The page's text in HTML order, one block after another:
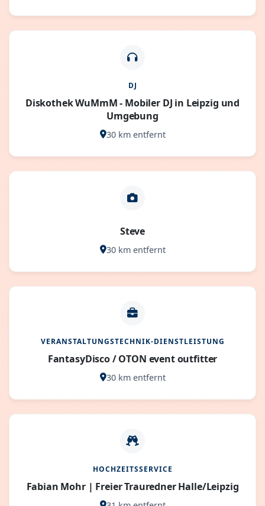
DJ
Diskothek WuMmM - Mobiler DJ in Leipzig und
Umgebung
30 km entfernt
Steve
30 km entfernt
VERANSTALTUNGSTECHNIK-DIENSTLEISTUNG
FantasyDisco / OTON event outfitter
30 km entfernt
HOCHZEITSSERVICE
Fabian Mohr | Freier Trauredner Halle/Leipzig